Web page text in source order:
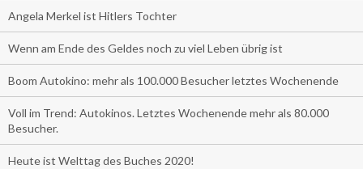
Angela Merkel ist Hitlers Tochter
Wenn am Ende des Geldes noch zu viel Leben übrig ist
Boom Autokino: mehr als 100.000 Besucher letztes Wochenende
Voll im Trend: Autokinos. Letztes Wochenende mehr als 80.000
Besucher.
Heute ist Welttag des Buches 2020!